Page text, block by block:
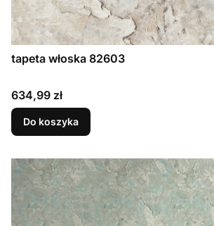
tapeta włoska 82603
Cena
634,99 zł
Do koszyka